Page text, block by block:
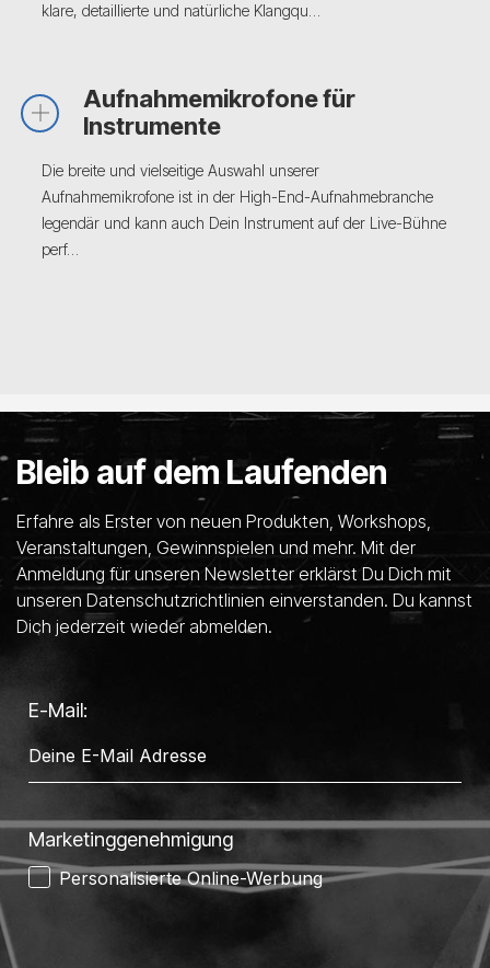
klare, detaillierte und natürliche Klangqu…
Aufnahmemikrofone für
Instrumente
Die breite und vielseitige Auswahl unserer
Aufnahmemikrofone ist in der High-End-Aufnahmebranche
legendär und kann auch Dein Instrument auf der Live-Bühne
perf…
Bleib auf dem Laufenden
Erfahre als Erster von neuen Produkten, Workshops,
Veranstaltungen, Gewinnspielen und mehr. Mit der
Anmeldung für unseren Newsletter erklärst Du Dich mit
unseren Datenschutzrichtlinien einverstanden. Du kannst
Dich jederzeit wieder abmelden.
E-Mail:
Marketinggenehmigung
Personalisierte Online-Werbung